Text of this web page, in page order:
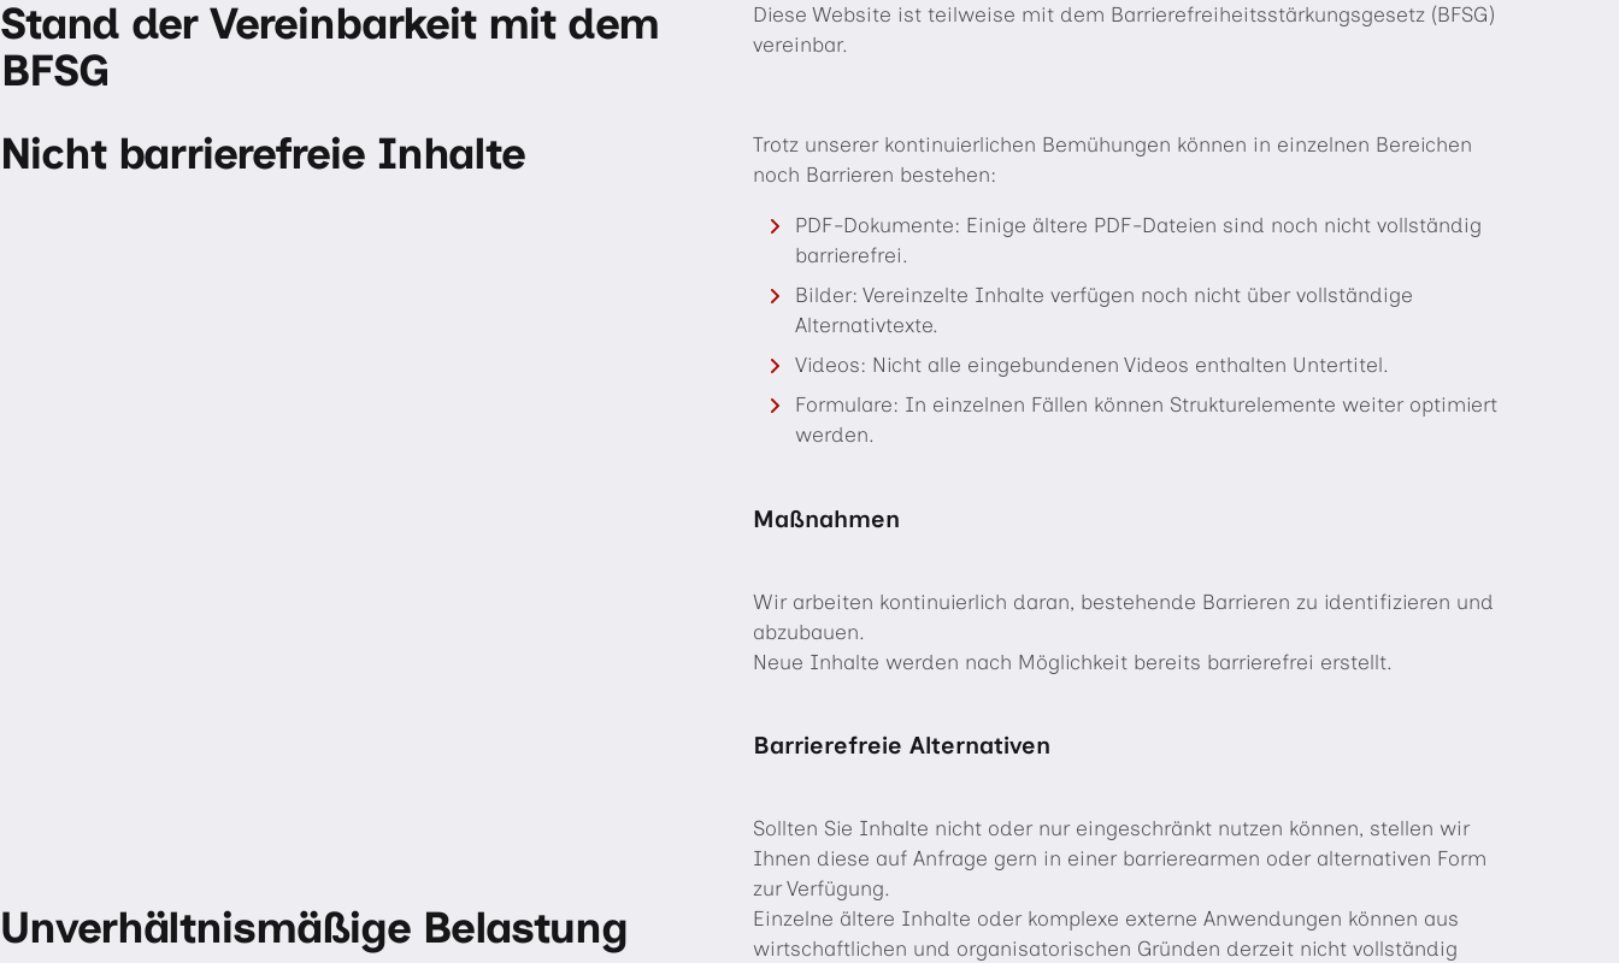
Stand der Vereinbarkeit mit dem
BFSG
Diese Website ist teilweise mit dem Barrierefreiheitsstärkungsgesetz (BFSG)
vereinbar.
Nicht barrierefreie Inhalte
Trotz unserer kontinuierlichen Bemühungen können in einzelnen Bereichen
noch Barrieren bestehen:
PDF-Dokumente: Einige ältere PDF-Dateien sind noch nicht vollständig
barrierefrei.
Bilder: Vereinzelte Inhalte verfügen noch nicht über vollständige
Alternativtexte.
Videos: Nicht alle eingebundenen Videos enthalten Untertitel.
Formulare: In einzelnen Fällen können Strukturelemente weiter optimiert
werden.
Maßnahmen
Wir arbeiten kontinuierlich daran, bestehende Barrieren zu identifizieren und
abzubauen.
Neue Inhalte werden nach Möglichkeit bereits barrierefrei erstellt.
Barrierefreie Alternativen
Sollten Sie Inhalte nicht oder nur eingeschränkt nutzen können, stellen wir
Ihnen diese auf Anfrage gern in einer barrierearmen oder alternativen Form
zur Verfügung.
Unverhältnismäßige Belastung
Einzelne ältere Inhalte oder komplexe externe Anwendungen können aus
wirtschaftlichen und organisatorischen Gründen derzeit nicht vollständig